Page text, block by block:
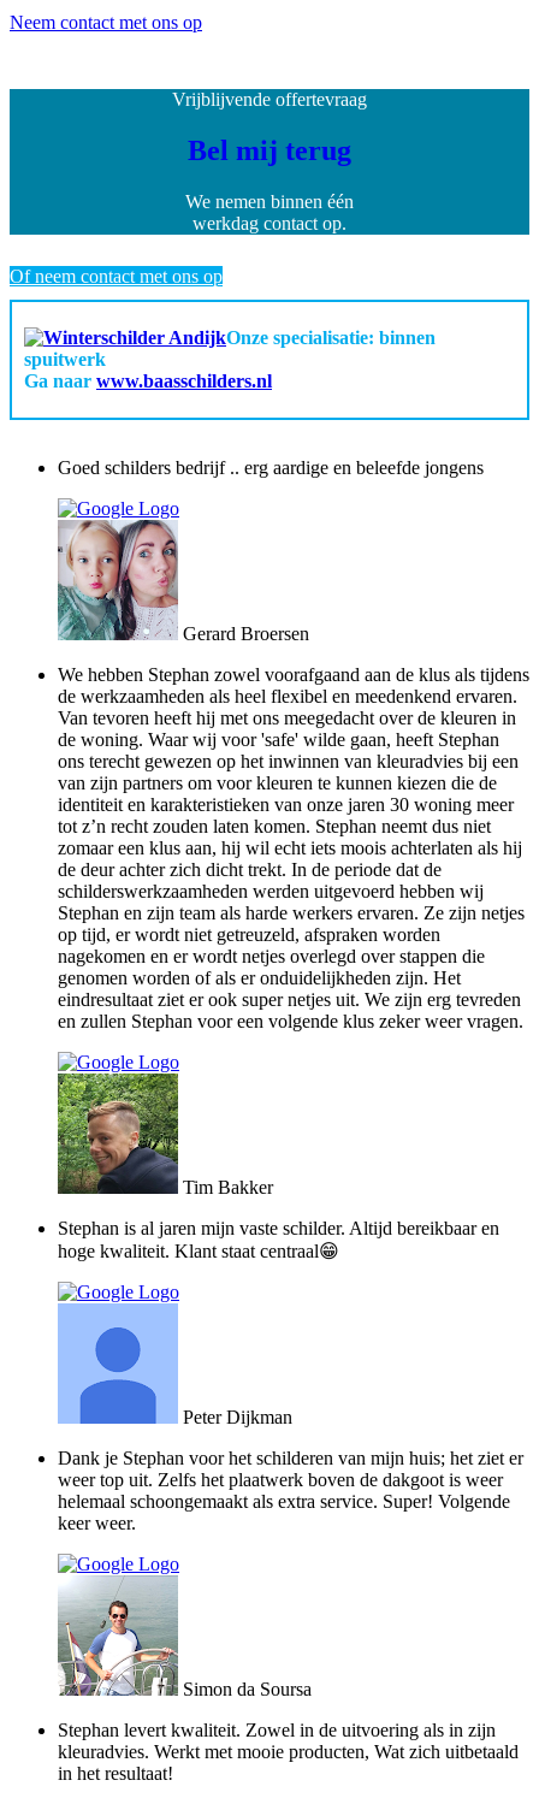
Neem contact met ons op
Vrijblijvende offertevraag
Bel mij terug
We nemen binnen één
werkdag contact op.
Of neem contact met ons op
Onze specialisatie: binnen
spuitwerk
Ga naar www.baasschilders.nl
Goed schilders bedrijf .. erg aardige en beleefde jongens
Gerard Broersen
We hebben Stephan zowel voorafgaand aan de klus als tijdens
de werkzaamheden als heel flexibel en meedenkend ervaren.
Van tevoren heeft hij met ons meegedacht over de kleuren in
de woning. Waar wij voor 'safe' wilde gaan, heeft Stephan
ons terecht gewezen op het inwinnen van kleuradvies bij een
van zijn partners om voor kleuren te kunnen kiezen die de
identiteit en karakteristieken van onze jaren 30 woning meer
tot z’n recht zouden laten komen. Stephan neemt dus niet
zomaar een klus aan, hij wil echt iets moois achterlaten als hij
de deur achter zich dicht trekt. In de periode dat de
schilderswerkzaamheden werden uitgevoerd hebben wij
Stephan en zijn team als harde werkers ervaren. Ze zijn netjes
op tijd, er wordt niet getreuzeld, afspraken worden
nagekomen en er wordt netjes overlegd over stappen die
genomen worden of als er onduidelijkheden zijn. Het
eindresultaat ziet er ook super netjes uit. We zijn erg tevreden
en zullen Stephan voor een volgende klus zeker weer vragen.
Tim Bakker
Stephan is al jaren mijn vaste schilder. Altijd bereikbaar en
hoge kwaliteit. Klant staat centraal😁
Peter Dijkman
Dank je Stephan voor het schilderen van mijn huis; het ziet er
weer top uit. Zelfs het plaatwerk boven de dakgoot is weer
helemaal schoongemaakt als extra service. Super! Volgende
keer weer.
Simon da Soursa
Stephan levert kwaliteit. Zowel in de uitvoering als in zijn
kleuradvies. Werkt met mooie producten, Wat zich uitbetaald
in het resultaat!